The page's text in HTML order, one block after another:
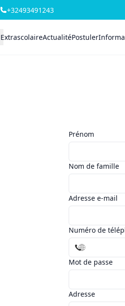
+32493491243
ExtrascolaireActualitéPostuler
Prénom
Nom de famille
Adresse e-mail
Numéro de
Mot de passe
Adresse